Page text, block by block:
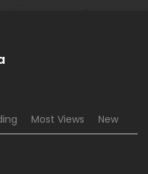
Most Views New